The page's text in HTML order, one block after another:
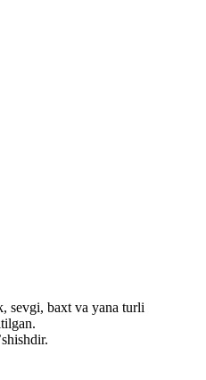
sevgi, baxt va yana turli